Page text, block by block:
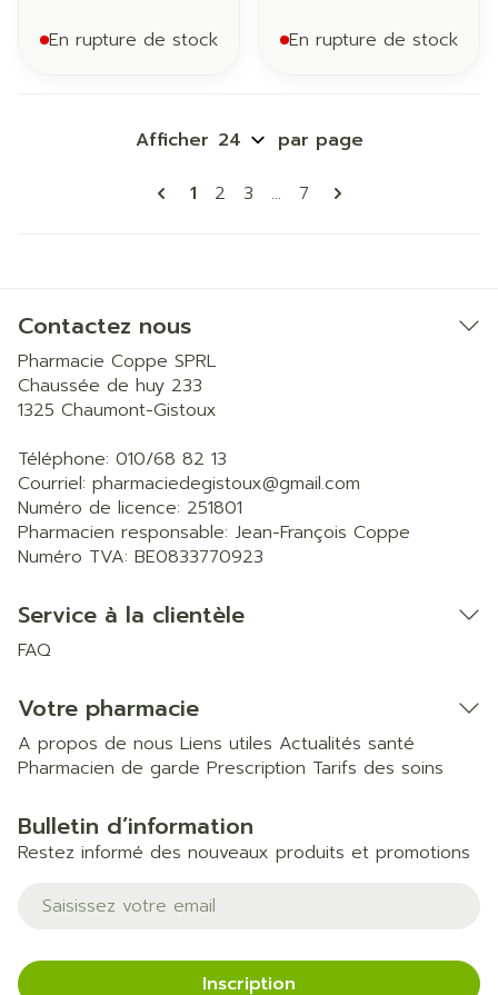
En rupture de stock En rupture de stock
Pages
Vous lisez actuellement la page
1 Page
2 Page
3 ... Page
7
Afficher par page
Contactez nous
Pharmacie Coppe SPRL
Chaussée de huy 233
1325 Chaumont-Gistoux
Téléphone: 010/68 82 13
Courriel: pharmaciedegistoux@gmail.com
Numéro de licence: 251801
Pharmacien responsable: Jean-François Coppe
Numéro TVA: BE0833770923
Service à la clientèle
FAQ
Votre pharmacie
A propos de nous Liens utiles Actualités santé
Pharmacien de garde Prescription Tarifs des soins
Bulletin d’information
Restez informé des nouveaux produits et promotions
Adresse mail
Inscription